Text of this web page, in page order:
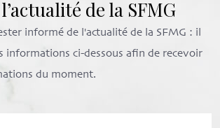
de la SFMG
informé de l'actualité de la SFMG : il
informations ci-dessous afin de recevoir
du moment.